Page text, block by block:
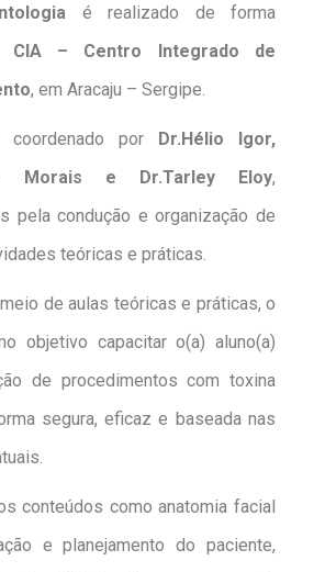
é realizado de forma
CIA – Centro Integrado de
, em Aracaju – Sergipe.
por Dr.Hélio Igor,
Morais e Dr.Tarley Eloy,
pela condução e organização de
teóricas e práticas.
de aulas teóricas e práticas, o
objetivo capacitar o(a) aluno(a)
de procedimentos com toxina
segura, eficaz e baseada nas
conteúdos como anatomia facial
e planejamento do paciente,